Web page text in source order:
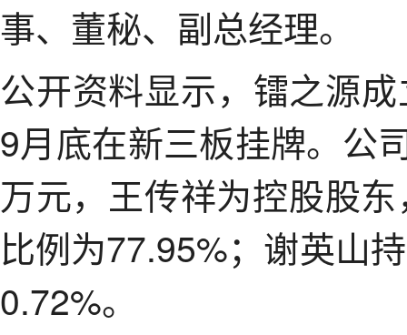
事、董秘、副总经理。
公开资料显示，镭之源
9月底在新三板挂牌。公
万元，王传祥为控股股
比例为77.95%；谢英山
0.72%。